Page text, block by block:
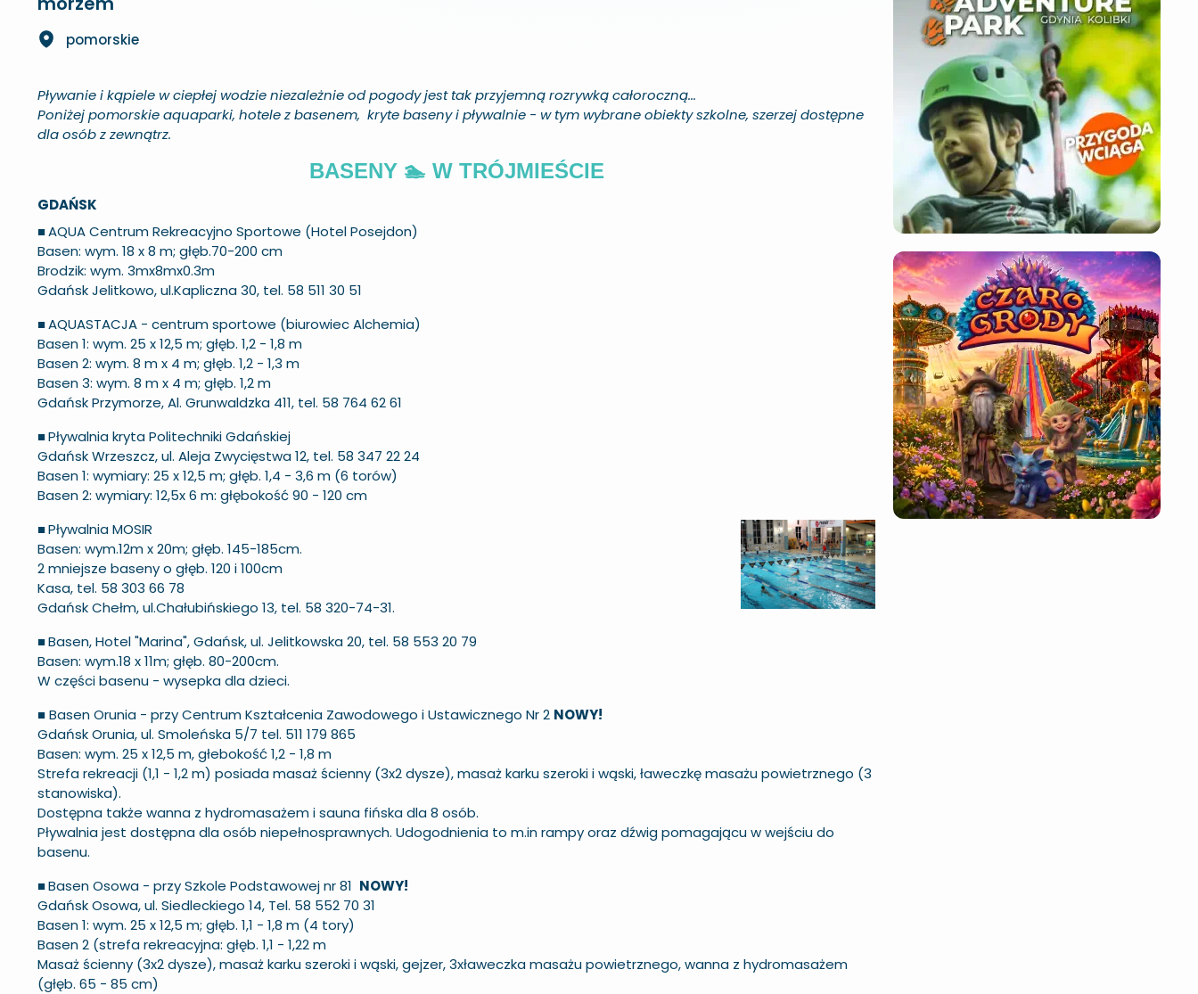
pomorskie
Pływanie i kąpiele w ciepłej wodzie niezależnie od pogody jest tak przyjemną rozrywką całoroczną...
Poniżej pomorskie aquaparki, hotele z basenem, kryte baseny i pływalnie - w tym wybrane obiekty szkolne, szerzej dostępne
dla osób z zewnątrz.
BASENY 🏊 W TRÓJMIEŚCIE
GDAŃSK
■AQUA Centrum Rekreacyjno Sportowe (Hotel Posejdon)
Basen: wym. 18 x 8 m; głęb.70-200 cm
Brodzik: wym. 3mx8mx0.3m
Gdańsk Jelitkowo, ul.Kapliczna 30, tel. 58 511 30 51
■AQUASTACJA - centrum sportowe (biurowiec Alchemia)
Basen 1: wym. 25 x 12,5 m; głęb. 1,2 - 1,8 m
Basen 2: wym. 8 m x 4 m; głęb. 1,2 - 1,3 m
Basen 3: wym. 8 m x 4 m; głęb. 1,2 m
Gdańsk Przymorze, Al. Grunwaldzka 411, tel. 58 764 62 61
■Pływalnia kryta Politechniki Gdańskiej
Gdańsk Wrzeszcz, ul. Aleja Zwycięstwa 12, tel. 58 347 22 24
Basen 1: wymiary: 25 x 12,5 m; głęb. 1,4 - 3,6 m (6 torów)
Basen 2: wymiary: 12,5x 6 m: głębokość 90 - 120 cm
■Pływalnia MOSIR
Basen: wym.12m x 20m; głęb. 145-185cm.
2 mniejsze baseny o głęb. 120 i 100cm
Kasa, tel. 58 303 66 78
Gdańsk Chełm, ul.Chałubińskiego 13, tel. 58 320-74-31.
■Basen, Hotel "Marina", Gdańsk, ul. Jelitkowska 20, tel. 58 553 20 79
Basen: wym.18 x 11m; głęb. 80-200cm.
W części basenu - wysepka dla dzieci.
■Basen Orunia - przy Centrum Kształcenia Zawodowego i Ustawicznego Nr 2 NOWY!
Gdańsk Orunia, ul. Smoleńska 5/7 tel. 511 179 865
Basen: wym. 25 x 12,5 m, głebokość 1,2 - 1,8 m
Strefa rekreacji (1,1 - 1,2 m) posiada masaż ścienny (3x2 dysze), masaż karku szeroki i wąski, ławeczkę masażu powietrznego (3
stanowiska).
Dostępna także wanna z hydromasażem i sauna fińska dla 8 osób.
Pływalnia jest dostępna dla osób niepełnosprawnych. Udogodnienia to m.in rampy oraz dźwig pomagającu w wejściu do
basenu.
■Basen Osowa - przy Szkole Podstawowej nr 81 NOWY!
Gdańsk Osowa, ul. Siedleckiego 14, Tel. 58 552 70 31
Basen 1: wym. 25 x 12,5 m; głęb. 1,1 - 1,8 m (4 tory)
Basen 2 (strefa rekreacyjna: głęb. 1,1 - 1,22 m
Masaż ścienny (3x2 dysze), masaż karku szeroki i wąski, gejzer, 3xławeczka masażu powietrznego, wanna z hydromasażem
(głęb. 65 - 85 cm)